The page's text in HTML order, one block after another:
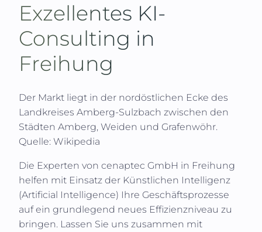
Exzellentes KI-
Consulting in
Freihung
Der Markt liegt in der nordöstlichen Ecke des
Landkreises Amberg-Sulzbach zwischen den
Städten Amberg, Weiden und Grafenwöhr.
Quelle: Wikipedia
Die Experten von cenaptec GmbH in Freihung
helfen mit Einsatz der Künstlichen Intelligenz
(Artificial Intelligence) Ihre Geschäftsprozesse
auf ein grundlegend neues Effizienzniveau zu
bringen. Lassen Sie uns zusammen mit